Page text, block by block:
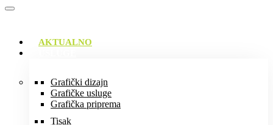
AKTUALNO
Grafički dizajn
Grafičke usluge
Grafička priprema
Tisak